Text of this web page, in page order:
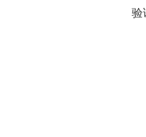
验